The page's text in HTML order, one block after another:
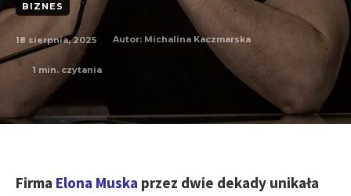
BIZNES
18 sierpnia, 2025 Autor: Michalina Kaczmarska
1 min. czytania
Firma Elona Muska przez dwie dekady unikała